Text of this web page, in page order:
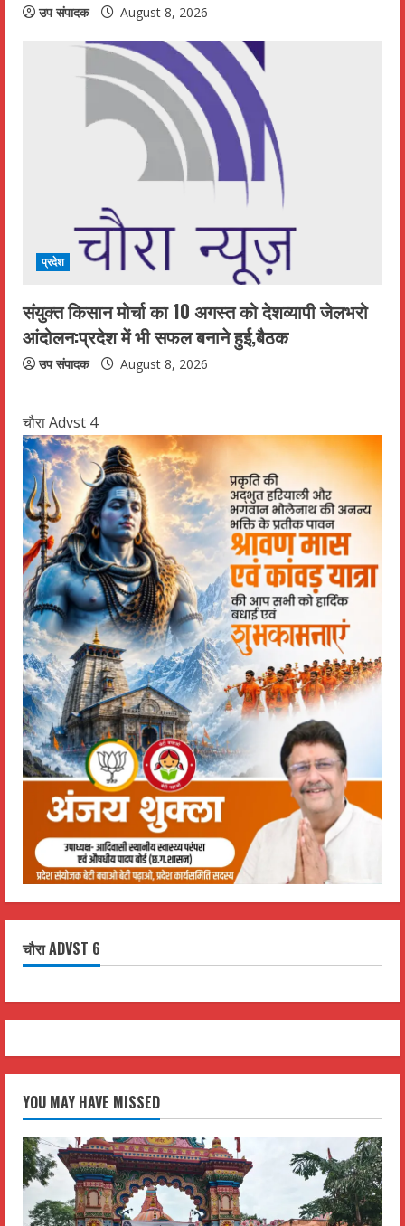
उप संपादक August 8, 2026
प्रदेश
संयुक्त किसान मोर्चा का 10 अगस्त को देशव्यापी जेलभरो
आंदोलन:प्रदेश में भी सफल बनाने हुई,बैठक
उप संपादक August 8, 2026
चौरा Advst 4
चौरा ADVST 6
YOU MAY HAVE MISSED